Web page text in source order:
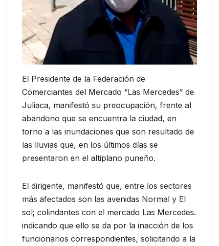
El Presidente de la Federación de
Comerciantes del Mercado “Las Mercedes” de
Juliaca, manifestó su preocupación, frente al
abandono que se encuentra la ciudad, en
torno a las inundaciones que son resultado de
las lluvias que, en los últimos días se
presentaron en el altiplano puneño.
El dirigente, manifestó que, entre los sectores
más afectados son las avenidas Normal y El
sol; colindantes con el mercado Las Mercedes.
indicando que ello se da por la inacción de los
funcionarios correspondientes, solicitando a la